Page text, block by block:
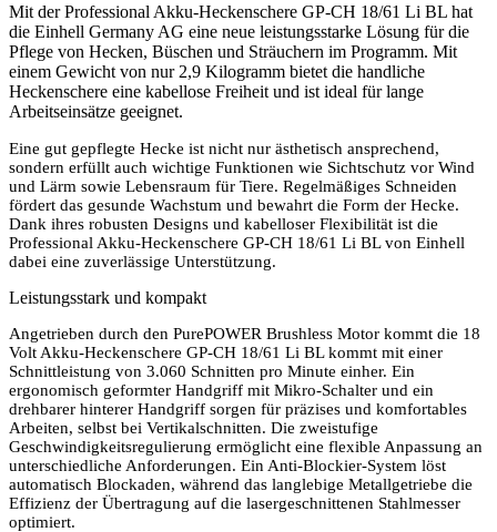
Mit der Professional Akku-Heckenschere GP-CH 18/61 Li BL hat
die Einhell Germany AG eine neue leistungsstarke Lösung für die
Pflege von Hecken, Büschen und Sträuchern im Programm. Mit
einem Gewicht von nur 2,9 Kilogramm bietet die handliche
Heckenschere eine kabellose Freiheit und ist ideal für lange
Arbeitseinsätze geeignet.
Eine gut gepflegte Hecke ist nicht nur ästhetisch ansprechend,
sondern erfüllt auch wichtige Funktionen wie Sichtschutz vor Wind
und Lärm sowie Lebensraum für Tiere. Regelmäßiges Schneiden
fördert das gesunde Wachstum und bewahrt die Form der Hecke.
Dank ihres robusten Designs und kabelloser Flexibilität ist die
Professional Akku-Heckenschere GP-CH 18/61 Li BL von Einhell
dabei eine zuverlässige Unterstützung.
Leistungsstark und kompakt
Angetrieben durch den PurePOWER Brushless Motor kommt die 18
Volt Akku-Heckenschere GP-CH 18/61 Li BL kommt mit einer
Schnittleistung von 3.060 Schnitten pro Minute einher. Ein
ergonomisch geformter Handgriff mit Mikro-Schalter und ein
drehbarer hinterer Handgriff sorgen für präzises und komfortables
Arbeiten, selbst bei Vertikalschnitten. Die zweistufige
Geschwindigkeitsregulierung ermöglicht eine flexible Anpassung an
unterschiedliche Anforderungen. Ein Anti-Blockier-System löst
automatisch Blockaden, während das langlebige Metallgetriebe die
Effizienz der Übertragung auf die lasergeschnittenen Stahlmesser
optimiert.